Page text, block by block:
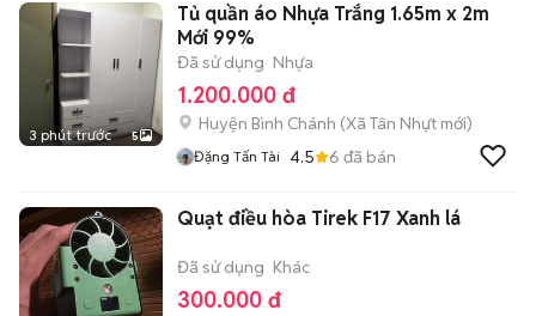
3 phút trước 5
Tủ quần áo Nhựa Trắng 1.65m x 2m
Mới 99%
Đã sử dụng Nhựa
1.200.000 đ
Huyện Bình Chánh (Xã Tân Nhựt mới)
Đặng Tấn Tài 4.5 6 đã bán
Quạt điều hòa Tirek F17 Xanh lá
Đã sử dụng Khác
300.000 đ